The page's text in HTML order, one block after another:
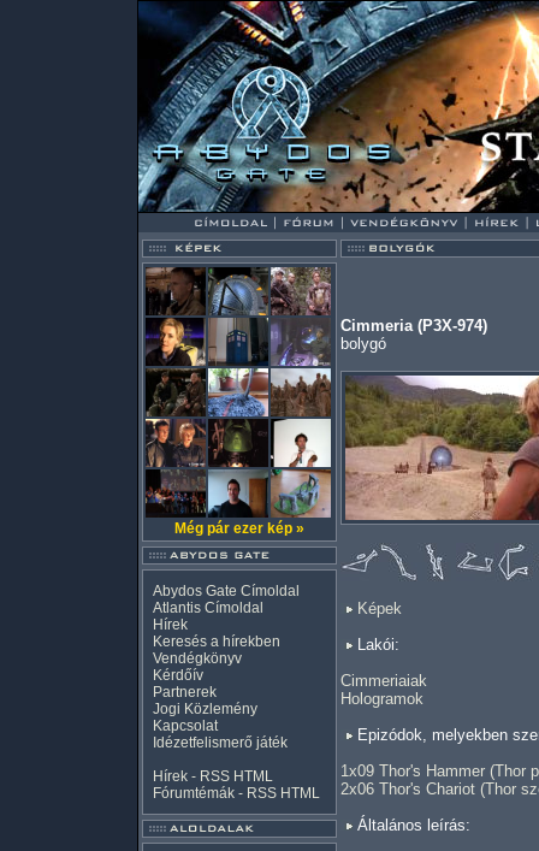
Még pár ezer kép »
Abydos Gate Címoldal
Atlantis Címoldal
Hírek
Keresés a hírekben
Vendégkönyv
Kérdőív
Partnerek
Jogi Közlemény
Kapcsolat
Idézetfelismerő játék
Hírek - RSS HTML
Fórumtémák - RSS HTML
Cimmeria (P3X-974)
bolygó
Képek
Lakói:
Cimmeriaiak
Hologramok
Epizódok, melyekben
1x09 Thor's Hammer (Thor
2x06 Thor's Chariot (Thor
Általános leírás: